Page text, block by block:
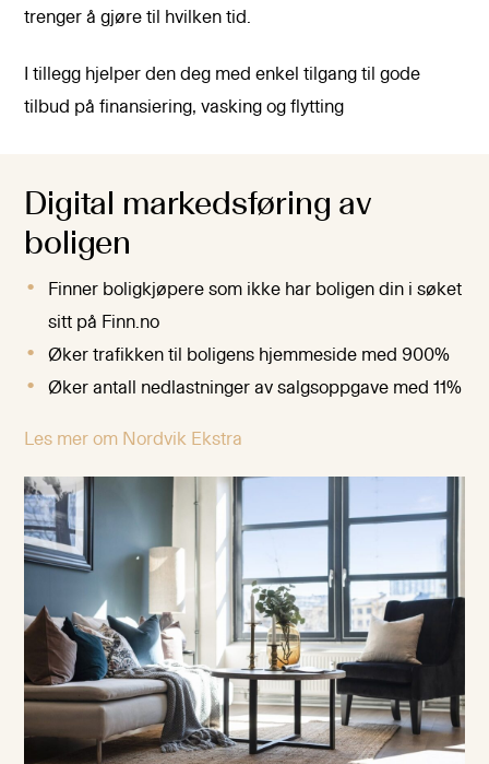
trenger å gjøre til hvilken tid.
I tillegg hjelper den deg med enkel tilgang til gode
tilbud på finansiering, vasking og flytting
Digital markedsføring av
boligen
Finner boligkjøpere som ikke har boligen din i søket
sitt på Finn.no
Øker trafikken til boligens hjemmeside med 900%
Øker antall nedlastninger av salgsoppgave med 11%
Les mer om Nordvik Ekstra